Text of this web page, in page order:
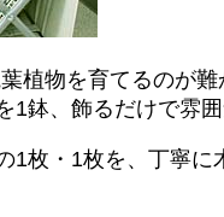
植物を育てるのが
鉢、飾るだけで雰囲
枚・1枚を、丁寧